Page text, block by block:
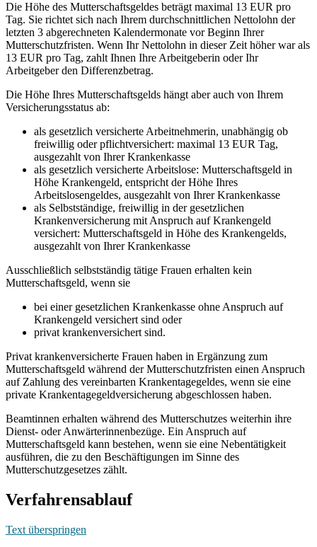
Die Höhe des Mutterschaftsgeldes beträgt maximal 13 EUR pro
Tag. Sie richtet sich nach Ihrem durchschnittlichen Nettolohn der
letzten 3 abgerechneten Kalendermonate vor Beginn Ihrer
Mutterschutzfristen. Wenn Ihr Nettolohn in dieser Zeit höher war als
13 EUR pro Tag, zahlt Ihnen Ihre Arbeitgeberin oder Ihr
Arbeitgeber den Differenzbetrag.
Die Höhe Ihres Mutterschaftsgelds hängt aber auch von Ihrem
Versicherungsstatus ab:
als gesetzlich versicherte Arbeitnehmerin, unabhängig ob
freiwillig oder pflichtversichert: maximal 13 EUR Tag,
ausgezahlt von Ihrer Krankenkasse
als gesetzlich versicherte Arbeitslose: Mutterschaftsgeld in
Höhe Krankengeld, entspricht der Höhe Ihres
Arbeitslosengeldes, ausgezahlt von Ihrer Krankenkasse
als Selbstständige, freiwillig in der gesetzlichen
Krankenversicherung mit Anspruch auf Krankengeld
versichert: Mutterschaftsgeld in Höhe des Krankengelds,
ausgezahlt von Ihrer Krankenkasse
Ausschließlich selbstständig tätige Frauen erhalten kein
Mutterschaftsgeld, wenn sie
bei einer gesetzlichen Krankenkasse ohne Anspruch auf
Krankengeld versichert sind oder
privat krankenversichert sind.
Privat krankenversicherte Frauen haben in Ergänzung zum
Mutterschaftsgeld während der Mutterschutzfristen einen Anspruch
auf Zahlung des vereinbarten Krankentagegeldes, wenn sie eine
private Krankentagegeldversicherung abgeschlossen haben.
Beamtinnen erhalten während des Mutterschutzes weiterhin ihre
Dienst- oder Anwärterinnenbezüge. Ein Anspruch auf
Mutterschaftsgeld kann bestehen, wenn sie eine Nebentätigkeit
ausführen, die zu den Beschäftigungen im Sinne des
Mutterschutzgesetzes zählt.
Verfahrensablauf
Text überspringen